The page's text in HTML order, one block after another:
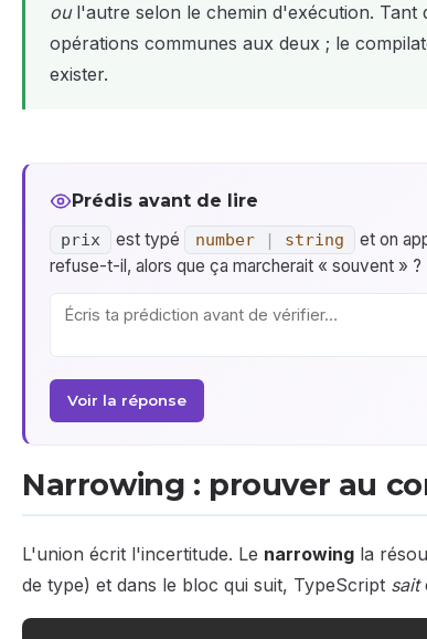
oul'autre selon le chemin d'exécution. Tant
opérations communes aux deux ; le
exister.
Prédis avant de lire
prix est typé number | string et on
refuse-t-il, alors que ça marcherait « souvent » ?
Voir la réponse
Narrowing : prouver au
L'union écrit l'incertitude. Le narrowing la
de type) et dans le bloc qui suit, TypeScript sait